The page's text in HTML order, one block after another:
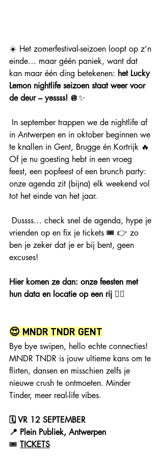
☀️ Het zomerfestival-seizoen loopt op z’n
einde… maar géén paniek, want dat
kan maar één ding betekenen: het Lucky
Lemon nightlife seizoen staat weer voor
de deur – yessss! 🪩✨
in Antwerpen en in oktober beginnen we
te knallen in Gent, Brugge én Kortrijk 🔥
Of je nu goesting hebt in een vroeg
feest, een popfeest of een brunch party:
onze agenda zit (bijna) elk weekend vol
tot het einde van het jaar.
vrienden op en fix je tickets 🎟️ 👉 zo
ben je zeker dat je er bij bent, geen
excuses!
Hier komen ze dan: onze feesten met
hun data en locatie op een rij 👇🏻
😍 MNDR TNDR GENT
Bye bye swipen, hello echte connecties!
MNDR TNDR is jouw ultieme kans om te
flirten, dansen en misschien zelfs je
nieuwe crush te ontmoeten. Minder
Tinder, meer real-life vibes.
🗓 VR 12 SEPTEMBER
📍 Plein Publiek, Antwerpen
🎟️ TICKETS